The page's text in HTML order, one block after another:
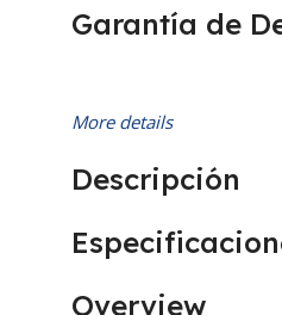
Garantía de
More details
Descripción
Overview